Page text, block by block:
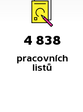
4 838
pracovních
listů